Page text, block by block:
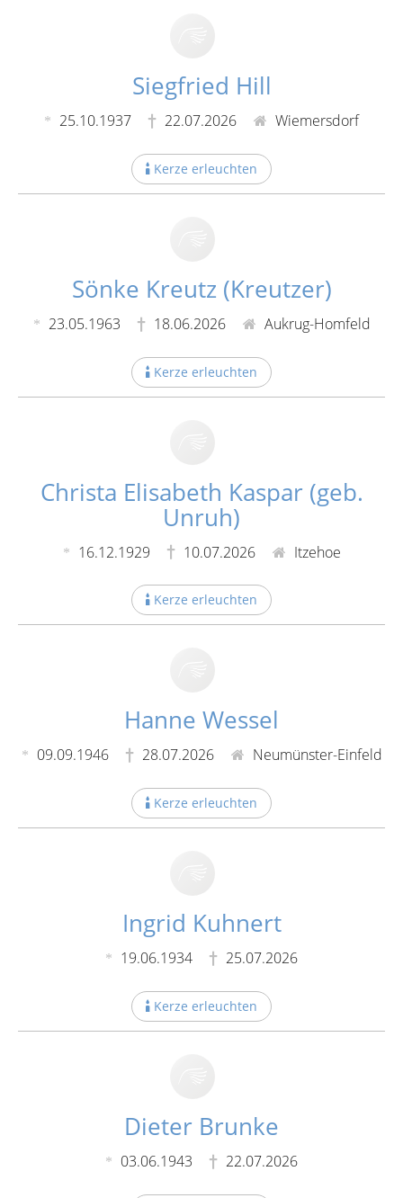
Siegfried Hill
25.10.1937 22.07.2026 Wiemersdorf
Kerze erleuchten
Sönke Kreutz (Kreutzer)
23.05.1963 18.06.2026 Aukrug-Homfeld
Kerze erleuchten
Christa Elisabeth Kaspar (geb.
Unruh)
16.12.1929 10.07.2026 Itzehoe
Kerze erleuchten
Hanne Wessel
09.09.1946 28.07.2026 Neumünster-Einfeld
Kerze erleuchten
Ingrid Kuhnert
19.06.1934 25.07.2026
Kerze erleuchten
Dieter Brunke
03.06.1943 22.07.2026